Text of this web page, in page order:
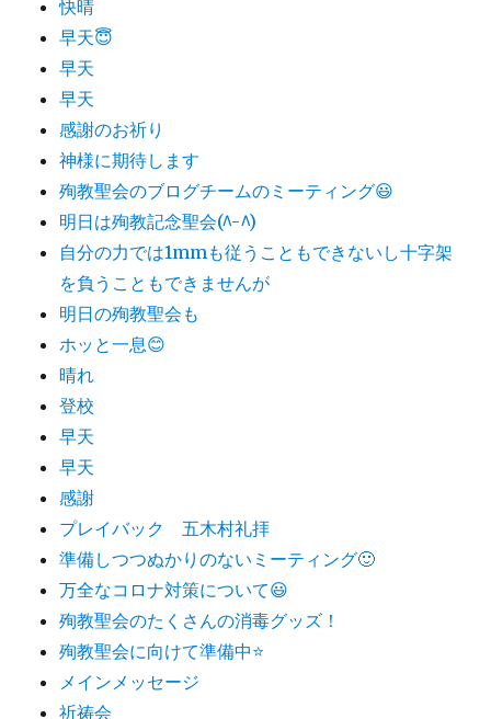
快晴
早天😇
早天
早天
感謝のお祈り
神様に期待します
殉教聖会のブログチームのミーティング😃
明日は殉教記念聖会(^-^)
自分の力では1mmも従うこともできないし十字架
を負うこともできませんが
明日の殉教聖会も
ホッと一息😊
晴れ
登校
早天
早天
感謝
プレイバック 五木村礼拝
準備しつつぬかりのないミーティング🙂
万全なコロナ対策について😃
殉教聖会のたくさんの消毒グッズ！
殉教聖会に向けて準備中⭐️
メインメッセージ
祈祷会